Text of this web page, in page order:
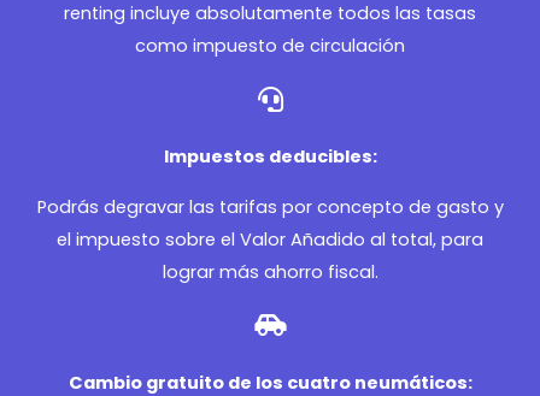
renting incluye absolutamente todos las tasas
como impuesto de circulación
Impuestos deducibles:
Podrás degravar las tarifas por concepto de gasto y
el impuesto sobre el Valor Añadido al total, para
lograr más ahorro fiscal.
Cambio gratuito de los cuatro neumáticos: